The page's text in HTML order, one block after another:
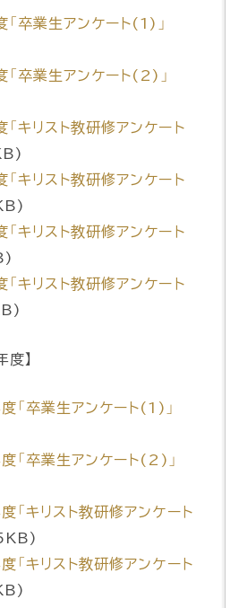
卒業生アンケート(1)」
卒業生アンケート(2)」
リスト教研修アンケート
リスト教研修アンケート
リスト教研修アンケート
リスト教研修アンケート
】
卒業生アンケート(1)」
卒業生アンケート(2)」
キリスト教研修アンケート
キリスト教研修アンケート